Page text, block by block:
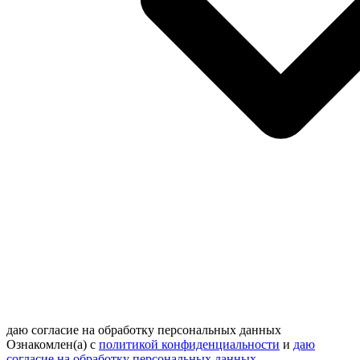
даю согласие на обработку персональных данных
Ознакомлен(а) с политикой конфиденциальности и даю